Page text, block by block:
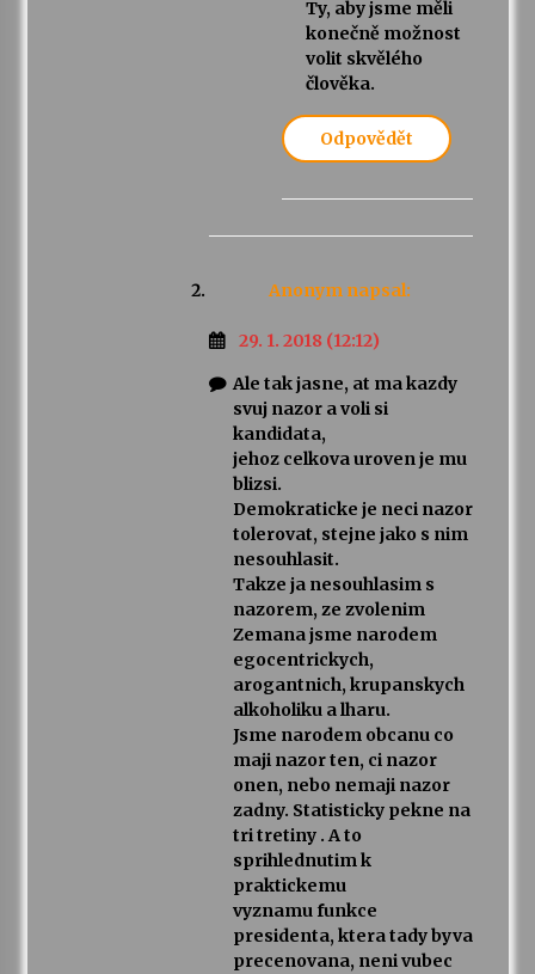
Ty, aby jsme měli
konečně možnost
volit skvělého
člověka.
Odpovědět
Anonym napsal:
29. 1. 2018 (12:12)
Ale tak jasne, at ma kazdy
svuj nazor a voli si
kandidata,
jehoz celkova uroven je mu
blizsi.
Demokraticke je neci nazor
tolerovat, stejne jako s nim
nesouhlasit.
Takze ja nesouhlasim s
nazorem, ze zvolenim
Zemana jsme narodem
egocentrickych,
arogantnich, krupanskych
alkoholiku a lharu.
Jsme narodem obcanu co
maji nazor ten, ci nazor
onen, nebo nemaji nazor
zadny. Statisticky pekne na
tri tretiny . A to
sprihlednutim k
praktickemu
vyznamu funkce
presidenta, ktera tady byva
precenovana, neni vubec